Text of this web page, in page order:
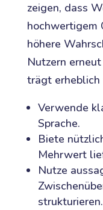
zeigen, dass
hochwertigem
höhere
Nutzern
trägt erheblich
Verwende
Sprache.
Biete
Mehrwert
Nutze
strukturieren.